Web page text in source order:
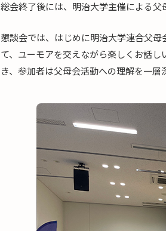
総会終了後には、明治大学主催による父
懇談会では、はじめに明治大学連合父
て、ユーモアを交えながら楽しくお話
き、参加者は父母会活動への理解を一層